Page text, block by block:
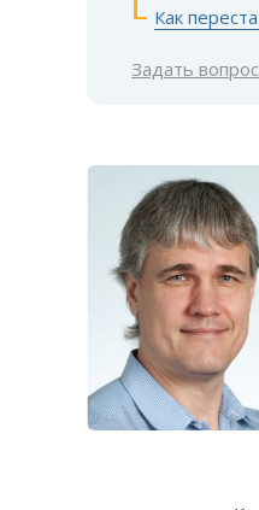
Как
Задать